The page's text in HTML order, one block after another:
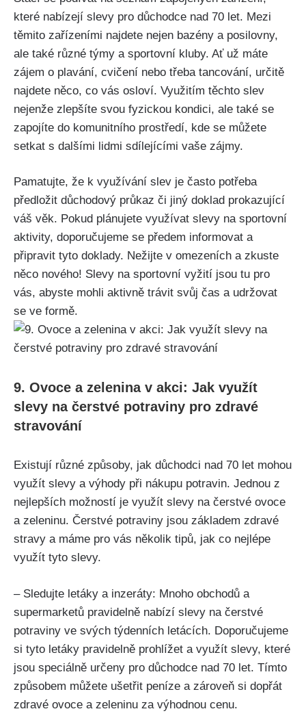
které nabízejí slevy pro důchodce nad 70 let. Mezi
těmito zařízeními najdete nejen bazény a posilovny,
ale také různé týmy a sportovní kluby. Ať už máte
zájem o plavání, cvičení nebo třeba tancování, určitě
najdete něco, co vás osloví. Využitím těchto slev
nejenže zlepšíte svou fyzickou kondici, ale také se
zapojíte do komunitního prostředí, kde se můžete
setkat s dalšími lidmi sdílejícími vaše zájmy.
Pamatujte, že k využívání slev je často potřeba
předložit důchodový průkaz či jiný doklad prokazující
váš věk. Pokud plánujete využívat slevy na sportovní
aktivity, doporučujeme se předem informovat a
připravit tyto doklady. Nežijte v omezeních a zkuste
něco nového! Slevy na sportovní vyžití jsou tu pro
vás, abyste mohli aktivně trávit svůj čas a udržovat
se ve formě.
9. Ovoce a zelenina v akci: Jak využít
slevy na čerstvé potraviny pro zdravé
stravování
Existují různé způsoby, jak důchodci nad 70 let mohou
využít slevy a výhody při nákupu potravin. Jednou z
nejlepších možností je využít slevy na čerstvé ovoce
a zeleninu. Čerstvé potraviny jsou základem zdravé
stravy a máme pro vás několik tipů, jak co nejlépe
využít tyto slevy.
– Sledujte letáky a inzeráty: Mnoho obchodů a
supermarketů pravidelně nabízí slevy na čerstvé
potraviny ve svých týdenních letácích. Doporučujeme
si tyto letáky pravidelně prohlížet a využít slevy, které
jsou speciálně určeny pro důchodce nad 70 let. Tímto
způsobem můžete ušetřit peníze a zároveň si dopřát
zdravé ovoce a zeleninu za výhodnou cenu.